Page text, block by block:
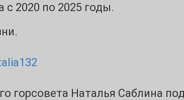
2020 по 2025 годы.
горсовета Наталья Саблина